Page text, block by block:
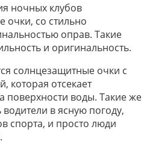
ночных клубов
очки, со стильно
оправ. Такие
и оригинальность.
солнцезащитные очки с
которая отсекает
поверхности воды. Такие же
в ясную погоду,
спорта, и просто люди